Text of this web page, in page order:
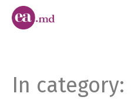
In category: